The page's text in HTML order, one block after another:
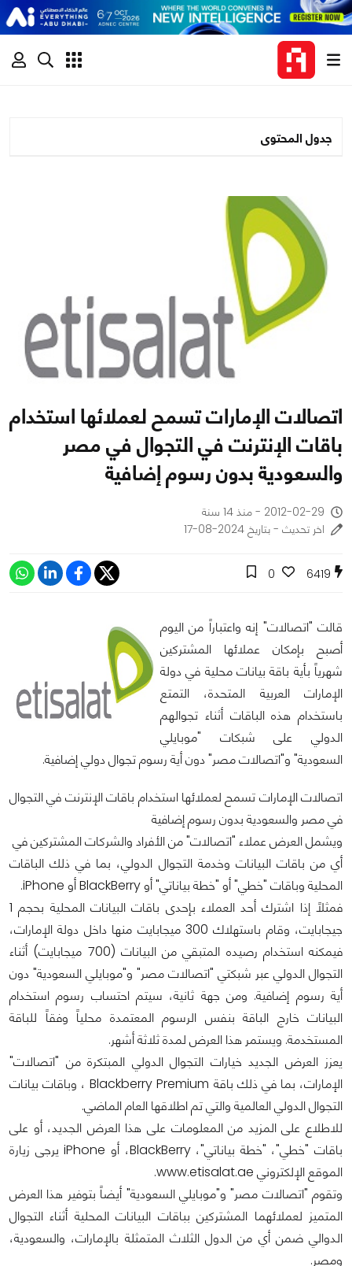
جدول المحتوى
اتصالات الإمارات تسمح لعملائها استخدام
باقات الإنترنت في التجوال في مصر
والسعودية بدون رسوم إضافية
2012-02-29 - منذ 14 سنة
اخر تحديث - بتاريخ 2024-08-17
6419
0
قالت "اتصالات" إنه واعتباراً من اليوم
أصبح بإمكان عملائها المشتركين
شهرياً بأية باقة بيانات محلية في دولة
الإمارات العربية المتحدة، التمتع
باستخدام هذه الباقات أثناء تجوالهم
الدولي على شبكات "موبايلي
السعودية" و"اتصالات مصر" دون أية رسوم تجوال دولي إضافية.
اتصالات الإمارات تسمح لعملائها استخدام باقات الإنترنت في التجوال
في مصر والسعودية بدون رسوم إضافية
ويشمل العرض عملاء "اتصالات" من الأفراد والشركات المشتركين في
أي من باقات البيانات وخدمة التجوال الدولي، بما في ذلك الباقات
المحلية وباقات "خطي" أو "خطة بياناتي" أو BlackBerry أو iPhone.
فمثلاً إذا اشترك أحد العملاء بإحدى باقات البيانات المحلية بحجم 1
جيجابايت، وقام باستهلاك 300 ميجابايت منها داخل دولة الإمارات،
فيمكنه استخدام رصيده المتبقي من البيانات (700 ميجابايت) أثناء
التجوال الدولي عبر شبكتي "اتصالات مصر" و"موبايلي السعودية" دون
أية رسوم إضافية. ومن جهة ثانية، سيتم احتساب رسوم استخدام
البيانات خارج الباقة بنفس الرسوم المعتمدة محلياً وفقاً للباقة
المستخدمة. ويستمر هذا العرض لمدة ثلاثة أشهر.
يعزز العرض الجديد خيارات التجوال الدولي المبتكرة من "اتصالات"
الإمارات، بما في ذلك باقة Blackberry Premium ، وباقات بيانات
التجوال الدولي العالمية والتي تم اطلاقها العام الماضي.
للاطلاع على المزيد من المعلومات على هذا العرض الجديد، أو على
باقات "خطي"، "خطة بياناتي"، BlackBerry، أو iPhone يرجى زيارة
الموقع الإلكتروني www.etisalat.ae.
وتقوم "اتصالات مصر" و"موبايلي السعودية" أيضاً بتوفير هذا العرض
المتميز لعملائهما المشتركين بباقات البيانات المحلية أثناء التجوال
الدوالي ضمن أي من الدول الثلاث المتمثلة بالإمارات، والسعودية،
ومصر.